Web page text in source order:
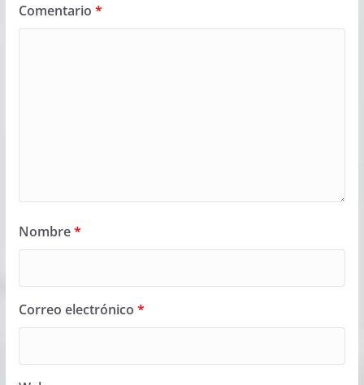
Comentario *
Nombre*
Correo electrónico *